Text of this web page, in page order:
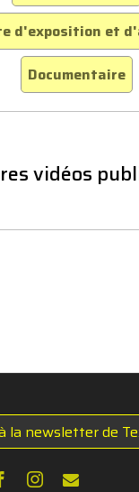
d'exposition et
Documentaire
vidéos
la newsletter de